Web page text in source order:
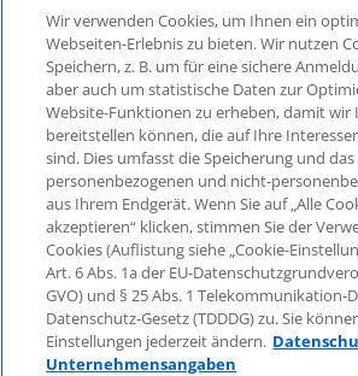
©2026 KPMG Law
assoziiert mit der KPMG AG
Wirtschaftsprüfungsgesellschaft,
Aktiengesellschaft nach deutschem
Mitglied der globalen KPMG-
unabhängiger Mitgliedsfirmen, die
Limited, einer Private English
Guarantee, angeschlossen sind. Alle
vorbehalten. Für weitere
der globalen Organisation von KPMG
bittehttps://home.kpmg/governance
KPMG International erbringt keine
Wir verwenden Cookies, um Ihnen ein
Webseiten-Erlebnis zu bieten. Wir nutzen
Speichern, z. B. um für eine sichere
aber auch um statistische Daten zur
Website-Funktionen zu erheben, damit wir
bereitstellen können, die auf Ihre
sind. Dies umfasst die Speicherung und
personenbezogenen und nicht-
aus Ihrem Endgerät. Wenn Sie auf „Alle
akzeptieren“ klicken, stimmen Sie der
Cookies (Auflistung siehe „Cookie-
Art. 6 Abs. 1a der EU-
GVO) und § 25 Abs. 1 Telekommunikation-
Datenschutz-Gesetz (TDDDG) zu. Sie
Einstellungen jederzeit ändern.
Unternehmensangaben